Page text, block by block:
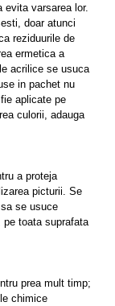
evita varsarea lor.
doar atunci
reziduurile de
ermetica a
acrilice se usuca
in pachet nu
aplicate pe
culorii, adauga
a proteja
picturii. Se
se usuce
toata suprafata
prea mult timp;
chimice